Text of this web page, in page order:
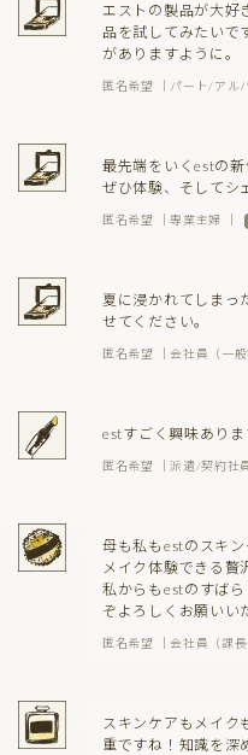
エストの製品が大好
品を試してみたい
がありますように。
匿名希望 ｜パート/アル
最先端をいくestの
ぜひ体験、そしてシ
匿名希望 ｜専業主婦 ｜
夏に浸かれてしまっ
せてください。
匿名希望 ｜会社員（一般
estすごく興味あり
匿名希望 ｜派遣/契約社
母も私もestのスキ
メイク体験できる贅
私からもestのすば
ぞよろしくお願いい
匿名希望 ｜会社員（課
スキンケアもメイク
重ですね！知識を深